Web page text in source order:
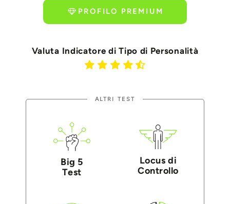
PROFILO PREMIUM
Valuta Indicatore di Tipo di Personalità
ALTRI TEST
Big 5
Test
Locus di
Controllo